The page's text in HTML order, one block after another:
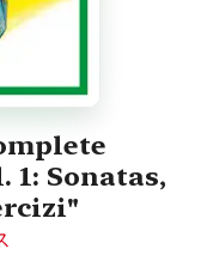
1: Sonatas,